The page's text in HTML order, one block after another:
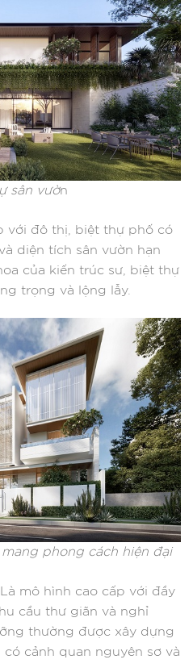
sân vườn
với đô thị, biệt thự phố có
diện tích sân vườn hạn
của kiến trúc sư, biệt thự
trọng và lộng lẫy.​
phong cách hiện đại
mô hình cao cấp với đầy
cầu thư giãn và nghỉ
thường được xây dựng
cảnh quan nguyên sơ và